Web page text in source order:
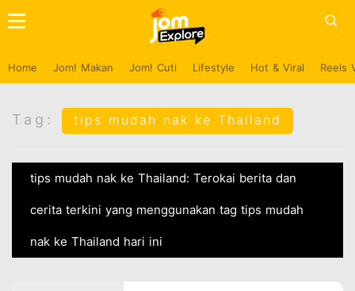
Home Jom! Makan Jom! Cuti Lifestyle Hot & Viral Reels
Tag: tips mudah nak ke Thailand
tips mudah nak ke Thailand: Terokai berita dan
cerita terkini yang menggunakan tag tips mudah
nak ke Thailand hari ini